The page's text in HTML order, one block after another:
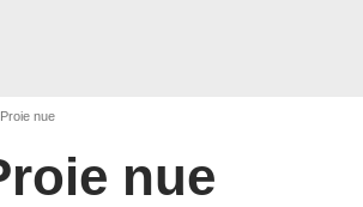
nue
nue